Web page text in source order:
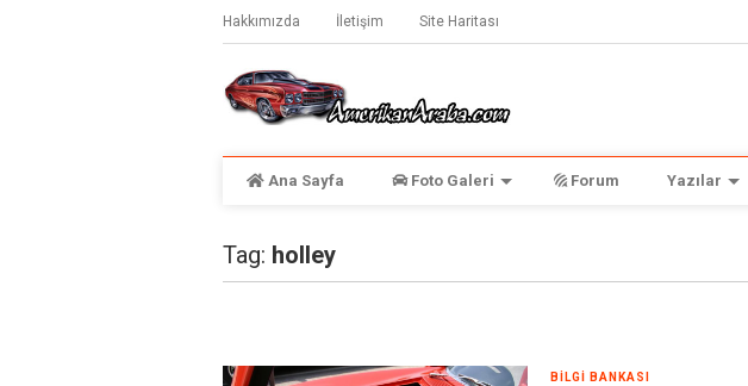
Hakkımızda İletişim Site Haritası
Ana Sayfa Foto Galeri Forum Yazılar
Tag: holley
BILGI BANKASI